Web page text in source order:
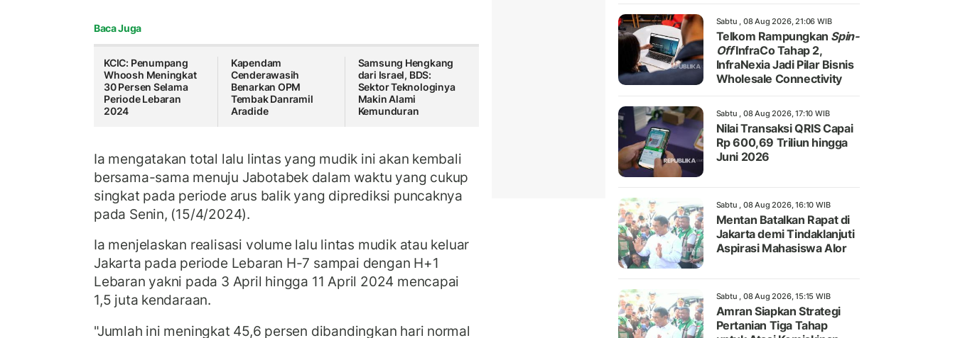
Baca Juga
KCIC: Penumpang
Whoosh Meningkat
30 Persen Selama
Periode Lebaran
2024
Kapendam
Cenderawasih
Benarkan OPM
Tembak Danramil
Aradide
Samsung Hengkang
dari Israel, BDS:
Sektor Teknologinya
Makin Alami
Kemunduran
Ia mengatakan total lalu lintas yang mudik ini akan kembali
bersama-sama menuju Jabotabek dalam waktu yang cukup
singkat pada periode arus balik yang diprediksi puncaknya
pada Senin, (15/4/2024).
Ia menjelaskan realisasi volume lalu lintas mudik atau keluar
Jakarta pada periode Lebaran H-7 sampai dengan H+1
Lebaran yakni pada 3 April hingga 11 April 2024 mencapai
1,5 juta kendaraan.
"Jumlah ini meningkat 45,6 persen dibandingkan hari normal
Sabtu , 08 Aug 2026, 21:06 WIB
Telkom Rampungkan Spin-
OffInfraCo Tahap 2,
InfraNexia Jadi Pilar Bisnis
Wholesale Connectivity
Sabtu , 08 Aug 2026, 17:10 WIB
Nilai Transaksi QRIS Capai
Rp 600,69 Triliun hingga
Juni 2026
Sabtu , 08 Aug 2026, 16:10 WIB
Mentan Batalkan Rapat di
Jakarta demi Tindaklanjuti
Aspirasi Mahasiswa Alor
Sabtu , 08 Aug 2026, 15:15 WIB
Amran Siapkan Strategi
Pertanian Tiga Tahap